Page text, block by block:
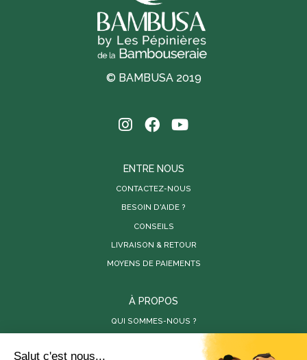
© BAMBUSA 2019
ENTRE NOUS
CONTACTEZ-NOUS
BESOIN D'AIDE ?
CONSEILS
LIVRAISON & RETOUR
MOYENS DE PAIEMENTS
À PROPOS
QUI SOMMES-NOUS ?